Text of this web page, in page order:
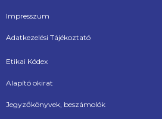
Impresszum
Adatkezelési Tájékoztató
Etikai Kódex
Alapító okirat
Jegyzőkönyvek, beszámolók